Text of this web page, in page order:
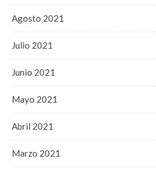
Agosto 2021
Julio 2021
Junio 2021
Mayo 2021
Abril 2021
Marzo 2021